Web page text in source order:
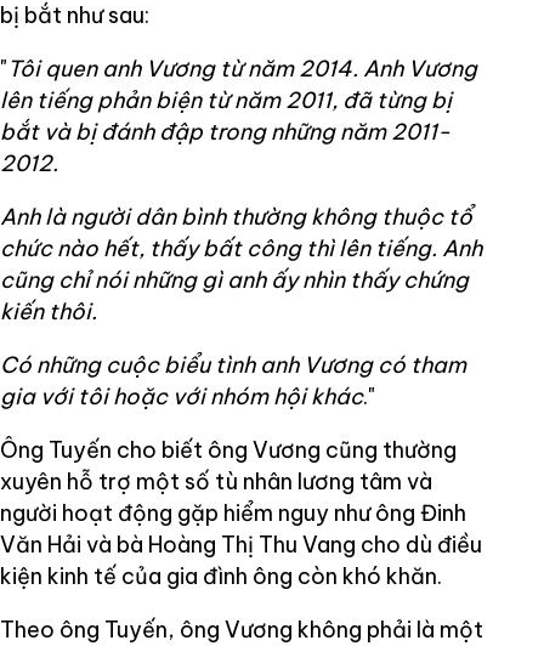
bị bắt như sau:
"Tôi quen anh Vương từ năm 2014. Anh Vương
lên tiếng phản biện từ năm 2011, đã từng bị
bắt và bị đánh đập trong những năm 2011-
2012.
Anh là người dân bình thường không thuộc tổ
chức nào hết, thấy bất công thì lên tiếng. Anh
cũng chỉ nói những gì anh ấy nhìn thấy chứng
kiến thôi.
Có những cuộc biểu tình anh Vương có tham
gia với tôi hoặc với nhóm hội khác."
Ông Tuyến cho biết ông Vương cũng thường
xuyên hỗ trợ một số tù nhân lương tâm và
người hoạt động gặp hiểm nguy như ông Đinh
Văn Hải và bà Hoàng Thị Thu Vang cho dù điều
kiện kinh tế của gia đình ông còn khó khăn.
Theo ông Tuyến, ông Vương không phải là một